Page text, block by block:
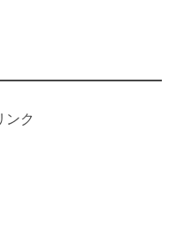
ンク